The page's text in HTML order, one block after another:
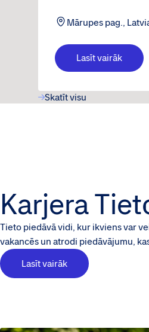
Mārupes pag.,
Lasīt vairāk
Skatīt visu
Karjera
Tieto piedāvā vidi, kur ikviens var
vakancēs un atrodi piedāvājumu,
Lasīt vairāk